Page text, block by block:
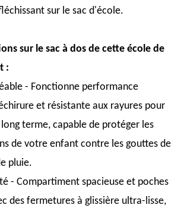
sur le sac d'école.
sur le sac à dos de cette école de
:
- Fonctionne performance
et résistante aux rayures pour
terme, capable de protéger les
de votre enfant contre les gouttes de
pluie.
- Compartiment spacieuse et poches
des fermetures à glissière ultra-lisse,